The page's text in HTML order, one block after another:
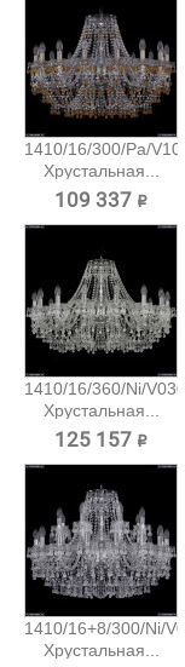
1410/16/300/Pa/
Хрустальная...
109 337 ₽
1410/16/360/Ni/
Хрустальная...
125 157 ₽
1410/16+8/300/Ni/
Хрустальная...